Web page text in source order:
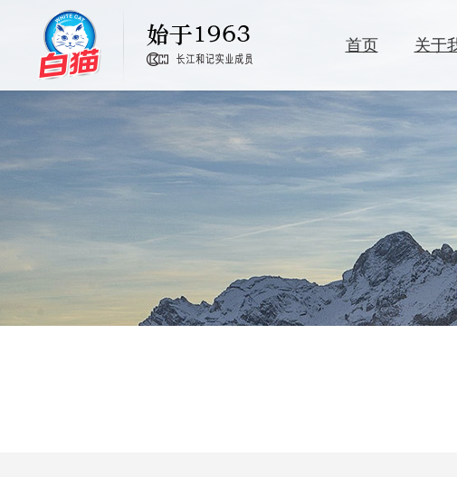
首页 关于
洗洁精 洗衣粉
卫生消毒 家居清洁护理